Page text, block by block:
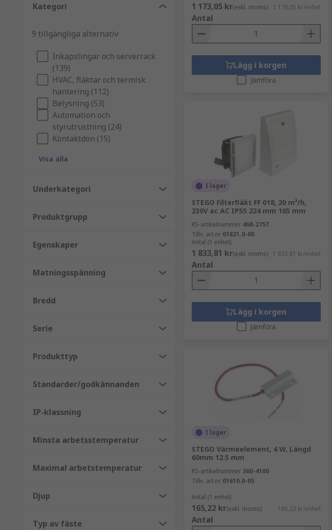
Kategori
9 tillgängliga alternativ
Inkapslingar och serverrack
(139)
HVAC, fläktar och termisk
hantering (112)
Belysning (53)
Automation och
styrutrustning (24)
Kontaktdon (15)
Visa alla
Underkategori
Produktgrupp
Egenskaper
Matningsspänning
Bredd
Serie
Produkttyp
Standarder/godkännanden
IP-klassning
Minsta arbetsstemperatur
Maximal arbetstemperatur
Djup
Typ av fäste
1 173,05 kr(exkl. moms) 1 173,05 kr/enhet
Antal
Lägg i korgen
Jämföra
I lager
STEGO Filterfläkt FF 018, 20 m³/h,
230V ac AC IP55 224 mm 165 mm
RS-artikelnummer 468-2757
Tillv. art.nr 01821.0-00
Antal (1 enhet)
1 833,81 kr(exkl. moms) 1 833,81 kr/enhet
Antal
Lägg i korgen
Jämföra
I lager
STEGO Värmeelement, 4 W, Längd
60mm 12.5 mm
RS-artikelnummer 360-4100
Tillv. art.nr 01610.0-05
Antal (1 enhet)
165,22 kr(exkl. moms) 165,22 kr/enhet
Antal